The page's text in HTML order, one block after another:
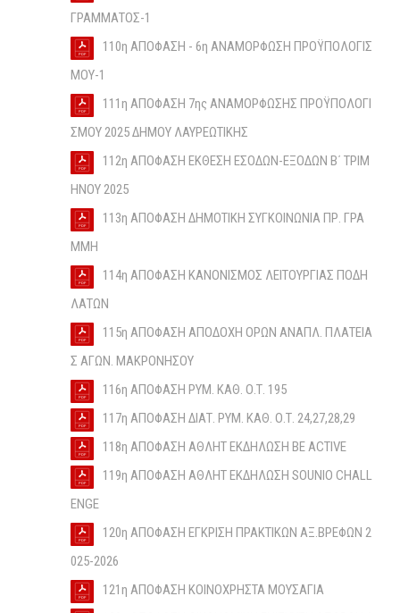
ΓΡΑΜΜΑΤΟΣ-1
110η ΑΠΟΦΑΣΗ - 6η ΑΝΑΜΟΡΦΩΣΗ ΠΡΟΫΠΟΛΟΓΙΣ
ΜΟΥ-1
111η ΑΠΟΦΑΣΗ 7ης ΑΝΑΜΟΡΦΩΣΗΣ ΠΡΟΫΠΟΛΟΓΙ
ΣΜΟΥ 2025 ΔΗΜΟΥ ΛΑΥΡΕΩΤΙΚΗΣ
112η ΑΠΟΦΑΣΗ ΕΚΘΕΣΗ ΕΣΟΔΩΝ-ΕΞΟΔΩΝ Β΄ ΤΡΙΜ
ΗΝΟΥ 2025
113η ΑΠΟΦΑΣΗ ΔΗΜΟΤΙΚΗ ΣΥΓΚΟΙΝΩΝΙΑ ΠΡ. ΓΡΑ
ΜΜΗ
114η ΑΠΟΦΑΣΗ ΚΑΝΟΝΙΣΜΟΣ ΛΕΙΤΟΥΡΓΙΑΣ ΠΟΔΗ
ΛΑΤΩΝ
115η ΑΠΟΦΑΣΗ ΑΠΟΔΟΧΗ ΟΡΩΝ ΑΝΑΠΛ. ΠΛΑΤΕΙΑ
Σ ΑΓΩΝ. ΜΑΚΡΟΝΗΣΟΥ
116η ΑΠΟΦΑΣΗ ΡΥΜ. ΚΑΘ. Ο.Τ. 195
117η ΑΠΟΦΑΣΗ ΔΙΑΤ. ΡΥΜ. ΚΑΘ. Ο.Τ. 24,27,28,29
118η ΑΠΟΦΑΣΗ ΑΘΛΗΤ ΕΚΔΗΛΩΣΗ BE ACTIVE
119η ΑΠΟΦΑΣΗ ΑΘΛΗΤ ΕΚΔΗΛΩΣΗ SOUNIO CHALL
ENGE
120η ΑΠΟΦΑΣΗ ΕΓΚΡΙΣΗ ΠΡΑΚΤΙΚΩΝ ΑΞ.ΒΡΕΦΩΝ 2
025-2026
121η ΑΠΟΦΑΣΗ ΚΟΙΝΟΧΡΗΣΤΑ ΜΟΥΣΑΓΙΑ